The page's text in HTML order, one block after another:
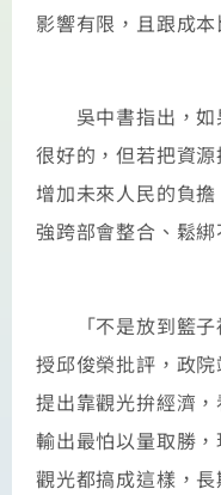
影響有限，且跟成
吳中書指出，如
很好的，但若把資
增加未來人民的負
強跨部會整合、鬆
「不是放到籃子
授邱俊榮批評，政
提出靠觀光拚經濟
輸出最怕以量取勝
觀光都搞成這樣，